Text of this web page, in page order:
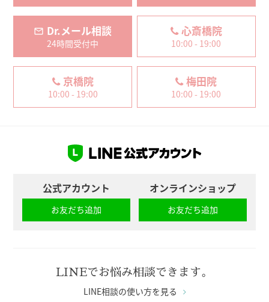
Dr.メール相談
24時間受付中
心斎橋院
10:00 - 19:00
京橋院
10:00 - 19:00
梅田院
10:00 - 19:00
公式アカウント
お友だち追加
オンラインショップ
お友だち追加
LINEでお悩み相談できます。
LINE相談の使い方を見る